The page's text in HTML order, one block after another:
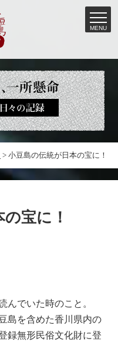
MENU
> 小豆島の伝統が日本の宝に！
宝に！
んでいた時のこと。
島を含めた香川県内の
録無形民俗文化財に登